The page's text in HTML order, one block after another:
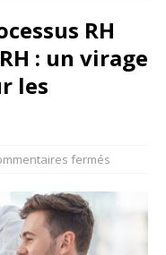
RH
: un virage
les
fermés